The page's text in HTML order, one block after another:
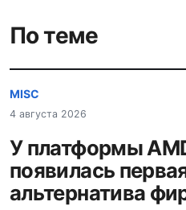
По теме
MISC
4 августа 2026
У платформы
появилась
альтернатива